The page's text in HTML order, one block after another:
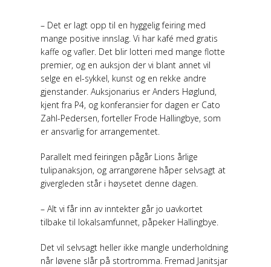
– Det er lagt opp til en hyggelig feiring med
mange positive innslag. Vi har kafé med gratis
kaffe og vafler. Det blir lotteri med mange flotte
premier, og en auksjon der vi blant annet vil
selge en el-sykkel, kunst og en rekke andre
gjenstander. Auksjonarius er Anders Høglund,
kjent fra P4, og konferansier for dagen er Cato
Zahl-Pedersen, forteller Frode Hallingbye, som
er ansvarlig for arrangementet.
Parallelt med feiringen pågår Lions årlige
tulipanaksjon, og arrangørene håper selvsagt at
givergleden står i høysetet denne dagen.
– Alt vi får inn av inntekter går jo uavkortet
tilbake til lokalsamfunnet, påpeker Hallingbye.
Det vil selvsagt heller ikke mangle underholdning
når løvene slår på stortromma. Fremad Janitsjar